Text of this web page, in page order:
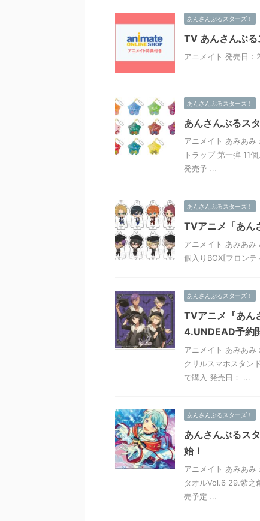
あんさんぶるスターズ！
TV あんさんぶる
アニメイト 発売日
あんさんぶるスターズ！
あんさんぶるス
アニメイト あみあ
トラップ 第一弾 11
発売予 ...
あんさんぶるスターズ！
TVアニメ「あん
アニメイト あみあ
個入りBOX[フロン
あんさんぶるスターズ！
TVアニメ『あん
4.UNDEAD予約
アニメイト あみあ
クリルスマホスタン
で購入 発売日： ...
あんさんぶるスターズ！
あんさんぶるス
始！
アニメイト あみあ
タオルVol.6 29.紫之
売予定 ...